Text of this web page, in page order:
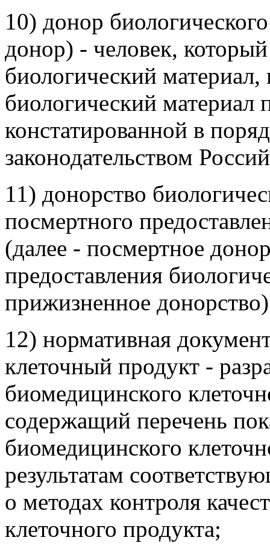
10) донор
донор) - человек,
биологический материал,
биологический материал
констатированной в
законодательством
11) донорство
посмертного
(далее - посмертное
предоставления
прижизненное
12) нормативная
клеточный продукт -
биомедицинского
содержащий перечень
биомедицинского
результатам
о методах контроля
клеточного продукта;